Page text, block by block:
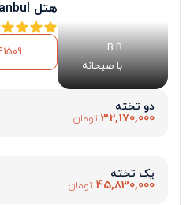
B.B
با صبحانه
هتل Nova Plaza Crystal Istanbul
دو تخته
32,170,000 تومان
یک تخته
45,830,000 تومان